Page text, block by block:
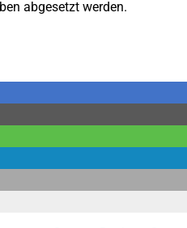
abgesetzt werden.